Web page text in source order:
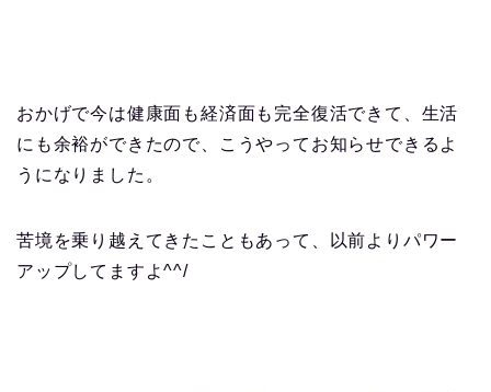
おかげで今は健康面も経済面も完全復活できて、生活
にも余裕ができたので、こうやってお知らせできるよ
うになりました。
苦境を乗り越えてきたこともあって、以前よりパワー
アップしてますよ^^/